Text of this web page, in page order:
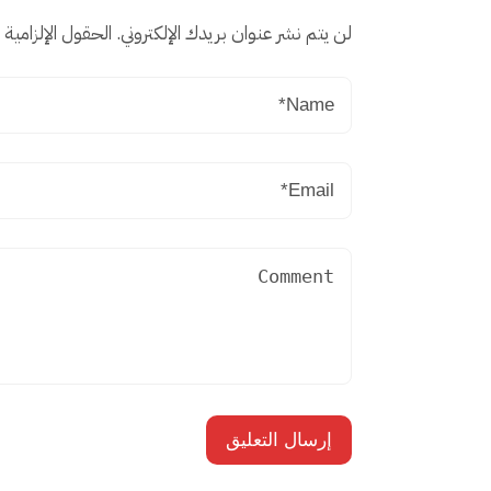
لن يتم نشر عنوان بريدك الإلكتروني. الحقول